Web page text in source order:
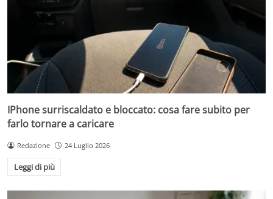
IPhone surriscaldato e bloccato: cosa fare subito per
farlo tornare a caricare
Redazione 24 Luglio 2026
Leggi di più